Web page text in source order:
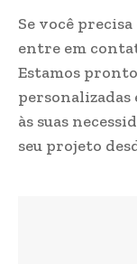
Se você
entre em
Estamos
personalizadas
às suas
seu projeto